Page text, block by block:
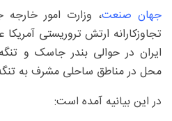
جهان صنعت، وزارت امور خارجه
ایران در حوالی بندر جاسک و
محل در مناطق ساحلی مشرف به
در این بیانیه آمده است: